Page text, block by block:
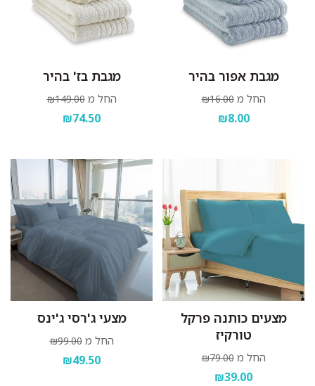
מגבת אפור בהיר
החל מ ₪16.00
₪8.00
מגבת בז' בהיר
החל מ ₪149.00
₪74.50
מצעים כותנה פרקל
טורקיז
החל מ ₪79.00
₪39.00
מצעי ג'רסי ג'ינס
החל מ ₪99.00
₪49.50